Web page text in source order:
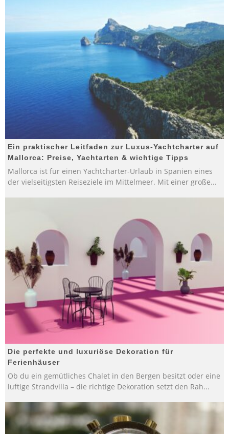
Ein praktischer Leitfaden zur Luxus-Yachtcharter auf
Mallorca: Preise, Yachtarten & wichtige Tipps
Mallorca ist für einen Yachtcharter-Urlaub in Spanien eines
der vielseitigsten Reiseziele im Mittelmeer. Mit einer große...
Die perfekte und luxuriöse Dekoration für
Ferienhäuser
Ob du ein gemütliches Chalet in den Bergen besitzt oder eine
luftige Strandvilla – die richtige Dekoration setzt den Rah...